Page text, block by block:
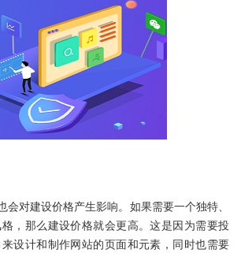
会对建设价格产生影响。如果需要一个独特、
，那么建设价格就会更高。这是因为需要投
设计和制作网站的页面和元素，同时也需要